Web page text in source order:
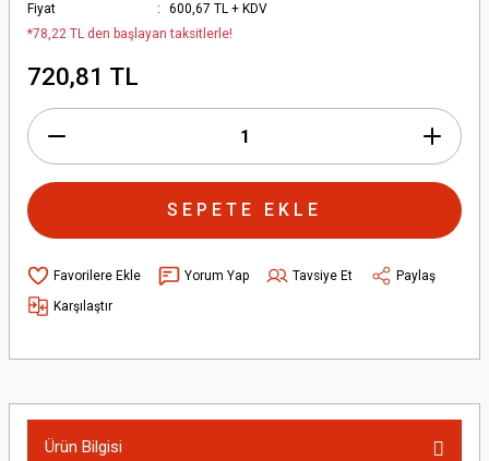
Fiyat
600,67 TL + KDV
*78,22 TL den başlayan taksitlerle!
720,81 TL
SEPETE EKLE
Yorum Yap Tavsiye Et
Paylaş
Karşılaştır
Ürün Bilgisi